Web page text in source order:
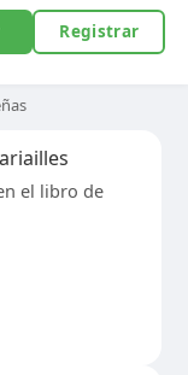
Registrar
el libro de